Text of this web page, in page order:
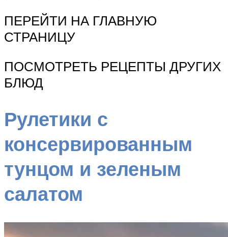
ПЕРЕЙТИ НА ГЛАВНУЮ
СТРАНИЦУ
ПОСМОТРЕТЬ РЕЦЕПТЫ ДРУГИХ
БЛЮД
Рулетики с
консервированным
тунцом и зеленым
салатом